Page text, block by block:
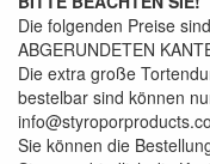
Die folgenden Preise
ABGERUNDETEN
Die extra große
bestelbar sind können
Sie können die